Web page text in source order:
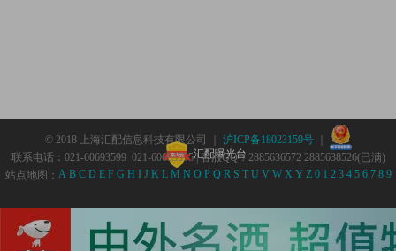
© 2018 上海汇配信息科技有限公司 ｜ 沪ICP备18023159号｜
汇配曝光台
联系电话：021-60693599 021-60693555 | 客服QQ：2885636572 2885638526(已满)
站点地图： A B C D E F G H I J K L M N O P Q R S T U V W X Y Z 0 1 2 3 4 5 6 7 8 9